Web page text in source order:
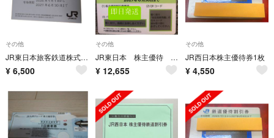
その他
JR東日本旅客鉄道株式会社 株主優待優待券 2枚
¥ 6,500
その他
JR東日本 株主優待 ４枚
¥ 12,655
その他
JR西日本株主優待券1枚
¥ 4,550